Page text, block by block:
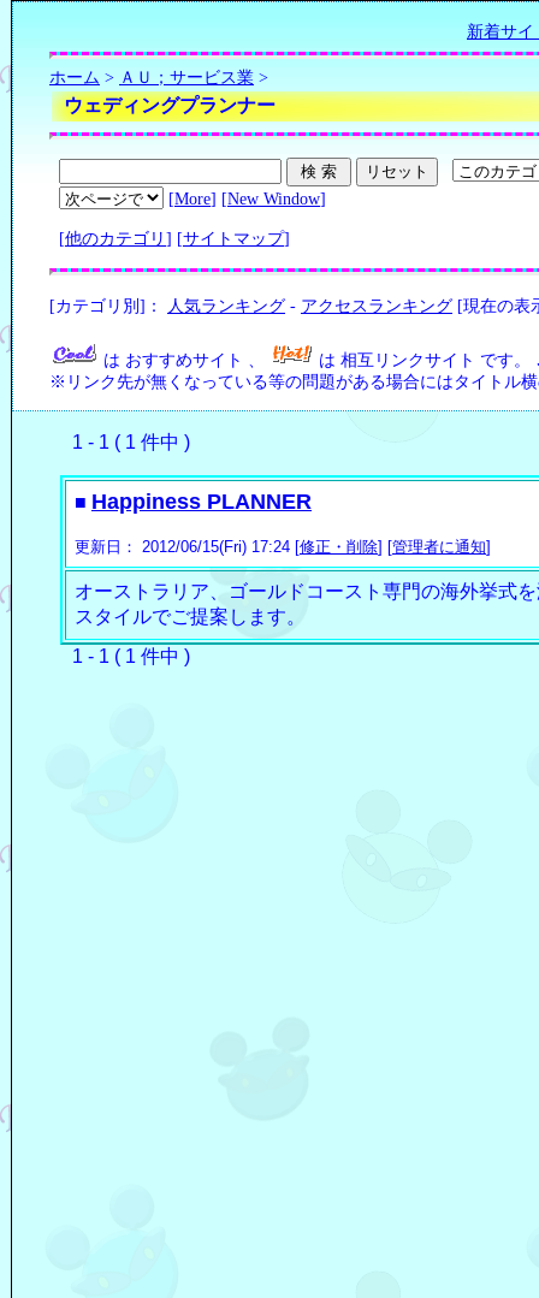
新着サイ
ホーム > ＡＵ；サービス業 >
ウェディングプランナー
[More] [New Window]
[他のカテゴリ ] [サイトマップ]
[カテゴリ別]： 人気ランキング - アクセスランキング [現在の表
は おすすめサイト 、 は 相互リンクサイト です。
※リンク先が無くなっている等の問題がある場合にはタイトル
1 - 1 ( 1 件中 )
■ Happiness PLANNER
更新日： 2012/06/15(Fri) 17:24 [修正・削除] [管理者に通知]
オーストラリア、ゴールドコースト専門の海外挙式
スタイルでご提案します。
1 - 1 ( 1 件中 )